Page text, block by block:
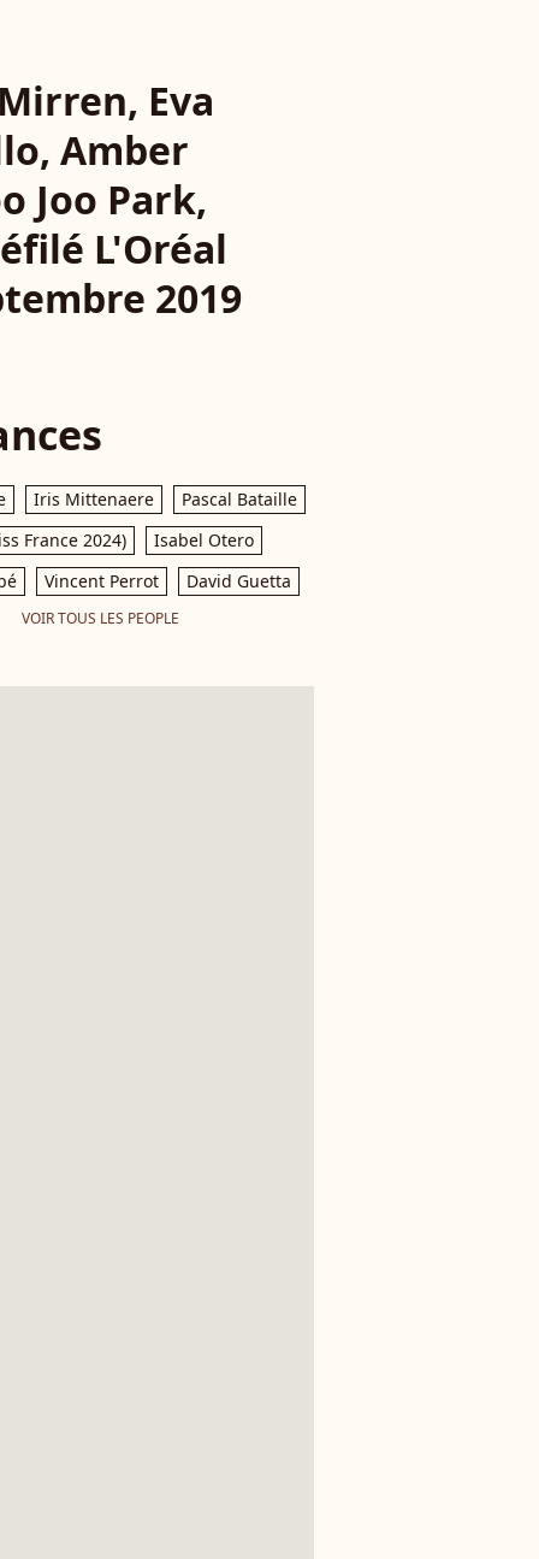
Eva
Amber
Joo Park,
L'Oréal
2019
Iris Mittenaere
Pascal Bataille
France 2024)
Isabel Otero
Vincent Perrot David Guetta
VOIR TOUS LES PEOPLE